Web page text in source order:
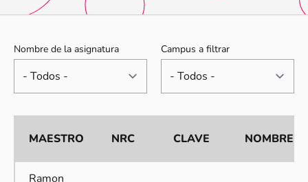
Nombre de la asignatura Campus a filtrar
MAESTRO NRC CLAVE NOMBRE
Ramon